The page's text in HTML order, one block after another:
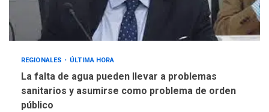
REGIONALES ÚLTIMA HORA
La falta de agua pueden llevar a problemas
sanitarios y asumirse como problema de orden
público